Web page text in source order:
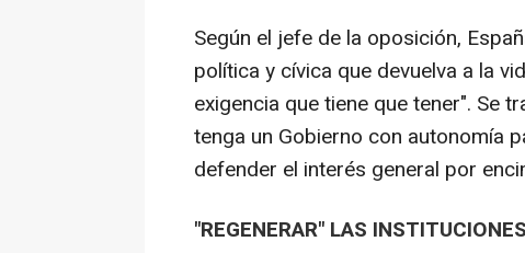
Según el jefe de la oposición,
política y cívica que devuelva a la
exigencia que tiene que tener". Se
tenga un Gobierno con autonomía
defender el interés general por
"REGENERAR" LAS INSTITUCIONES